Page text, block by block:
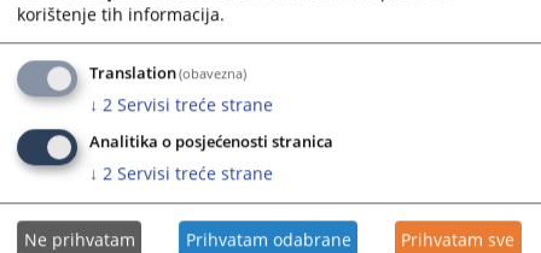
11907 ПРЕГЛЕДА
korištenje tih informacija.
Translation(obavezna)
↓ 2 Servisi treće strane
Analitika o posjećenosti stranica
↓ 2 Servisi treće strane
Ne prihvatam Prihvatam odabrane Prihvatam sve